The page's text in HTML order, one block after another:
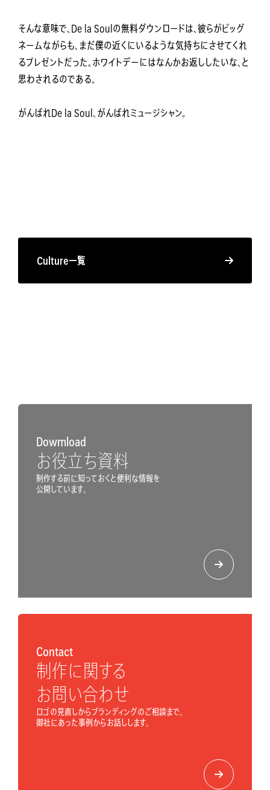
そんな意味で、De la Soulの無料ダウンロードは、彼らがビッグ
ネームながらも、まだ僕の近くにいるような気持ちにさせてくれ
るプレゼントだった。ホワイトデーにはなんかお返ししたいな、と
思わされるのである。
がんばれDe la Soul、がんばれミュージシャン。
Culture一覧
Dowmload
お役立ち資料
制作する前に知っておくと便利な情報を
公開しています。
Contact
制作に関する
お問い合わせ
ロゴの見直しからブランディングのご相談まで。
御社にあった事例からお話しします。